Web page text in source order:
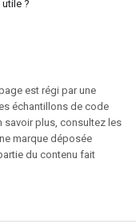
?
est régi par une
échantillons de code
savoir plus, consultez les
marque déposée
du contenu fait